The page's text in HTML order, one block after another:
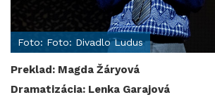
Foto: Foto: Divadlo Ludus
Preklad: Magda Žáryová
Dramatizácia: Lenka Garajová